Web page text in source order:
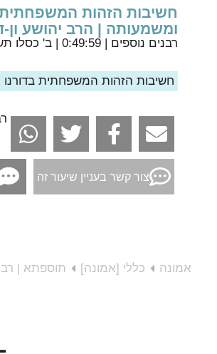
חשיבות הזהות המשפחתית
ומשמעותה | הרב יהושע ון-
רבנים נוספים
חשיבות הזהות המשפחתית בדורנו
צור קשר בעניין שיעור זה
אמונה
כללי [אמונה] תוספתא |